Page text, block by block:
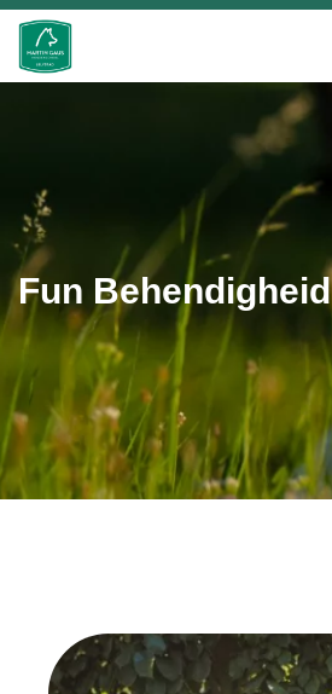
Fun Behendigheid